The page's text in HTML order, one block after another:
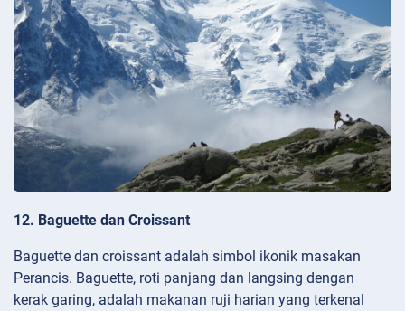
12. Baguette dan Croissant
Baguette dan croissant adalah simbol ikonik masakan
Perancis. Baguette, roti panjang dan langsing dengan
kerak garing, adalah makanan ruji harian yang terkenal